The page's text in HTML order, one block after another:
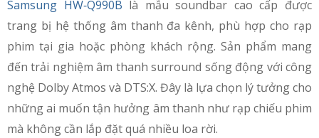
Samsung HW‑Q990B là mẫu soundbar cao cấp được
trang bị hệ thống âm thanh đa kênh, phù hợp cho rạp
phim tại gia hoặc phòng khách rộng. Sản phẩm mang
đến trải nghiệm âm thanh surround sống động với công
nghệ Dolby Atmos và DTS:X. Đây là lựa chọn lý tưởng cho
những ai muốn tận hưởng âm thanh như rạp chiếu phim
mà không cần lắp đặt quá nhiều loa rời.